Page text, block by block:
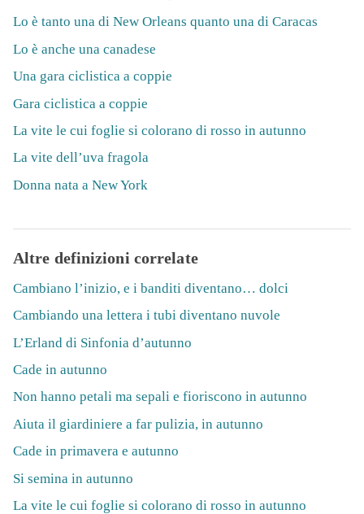
Lo è tanto una di New Orleans quanto una di Caracas
Lo è anche una canadese
Una gara ciclistica a coppie
Gara ciclistica a coppie
La vite le cui foglie si colorano di rosso in autunno
La vite dell’uva fragola
Donna nata a New York
Altre definizioni correlate
Cambiano l’inizio, e i banditi diventano… dolci
Cambiando una lettera i tubi diventano nuvole
L’Erland di Sinfonia d’autunno
Cade in autunno
Non hanno petali ma sepali e fioriscono in autunno
Aiuta il giardiniere a far pulizia, in autunno
Cade in primavera e autunno
Si semina in autunno
La vite le cui foglie si colorano di rosso in autunno